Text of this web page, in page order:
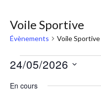
Voile Sportive
Évènements Voile Sportive
24/05/2026
En cours